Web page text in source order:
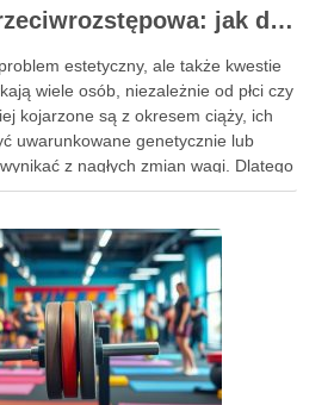
Profilaktyka przeciwrozstępowa: jak dbać o skórę skutecznie?
estetyczny, ale także kwestie
wiele osób, niezależnie od płci czy
kojarzone są z okresem ciąży, ich
uwarunkowane genetycznie lub
z nagłych zmian wagi. Dlatego
najmłodszych lat zadbać …